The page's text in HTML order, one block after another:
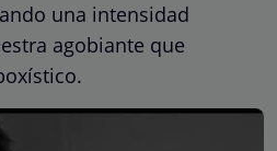
una intensidad
agobiante que